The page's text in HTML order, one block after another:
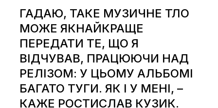
ГАДАЮ, ТАКЕ МУЗИЧНЕ ТЛО
МОЖЕ ЯКНАЙКРАЩЕ
ПЕРЕДАТИ ТЕ, ЩО Я
ВІДЧУВАВ, ПРАЦЮЮЧИ НАД
РЕЛІЗОМ: У ЦЬОМУ АЛЬБОМІ
БАГАТО ТУГИ. ЯК І У МЕНІ, –
КАЖЕ РОСТИСЛАВ КУЗИК.